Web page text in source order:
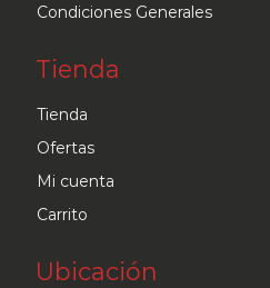
Condiciones Generales
Tienda
Tienda
Ofertas
Mi cuenta
Carrito
Ubicación